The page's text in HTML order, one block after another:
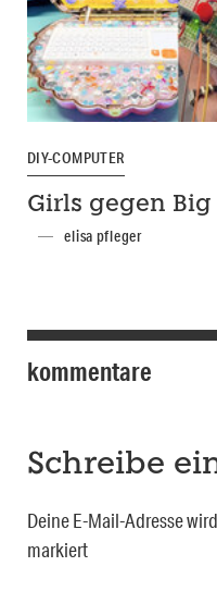
DIY-COMPUTER
Girls gegen Big
elisa pfleger
kommentare
Schreibe
Deine E-Mail-Adresse
markiert